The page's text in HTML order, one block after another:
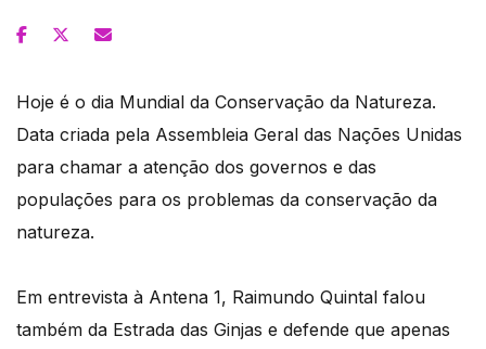
Hoje é o dia Mundial da Conservação da Natureza.
Data criada pela Assembleia Geral das Nações Unidas
para chamar a atenção dos governos e das
populações para os problemas da conservação da
natureza.
Em entrevista à Antena 1, Raimundo Quintal falou
também da Estrada das Ginjas e defende que apenas